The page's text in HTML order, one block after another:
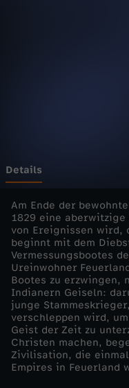
n
z
e
l
d
o
k
Details
Am Ende der
1829 eine
von Ereignissen wird,
beginnt mit dem
Vermessungsbootes
Ureinwohner
Bootes zu erzwingen,
Indianern Geiseln:
junge
verschleppen wird,
Geist der Zeit zu
Christen machen,
Zivilisation, die
Empires in Feuerland